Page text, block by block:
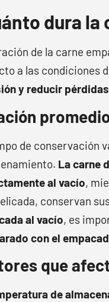
dura la
de la carne
a las condiciones
y reducir
de conservación
La carne
al vacío,
conservan
al vacío, es
con el
que
de